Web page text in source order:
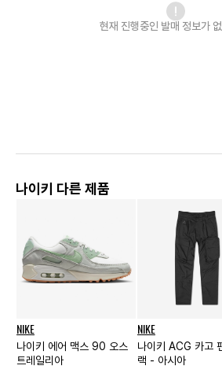
현재 진행중인 발매 정보가
나이키 다른 제품
NIKE
나이키 에어 맥스 90 오스
트레일리아
NIKE
나이키 ACG 카고
랙 - 아시아